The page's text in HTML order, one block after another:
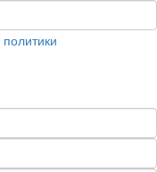
политики